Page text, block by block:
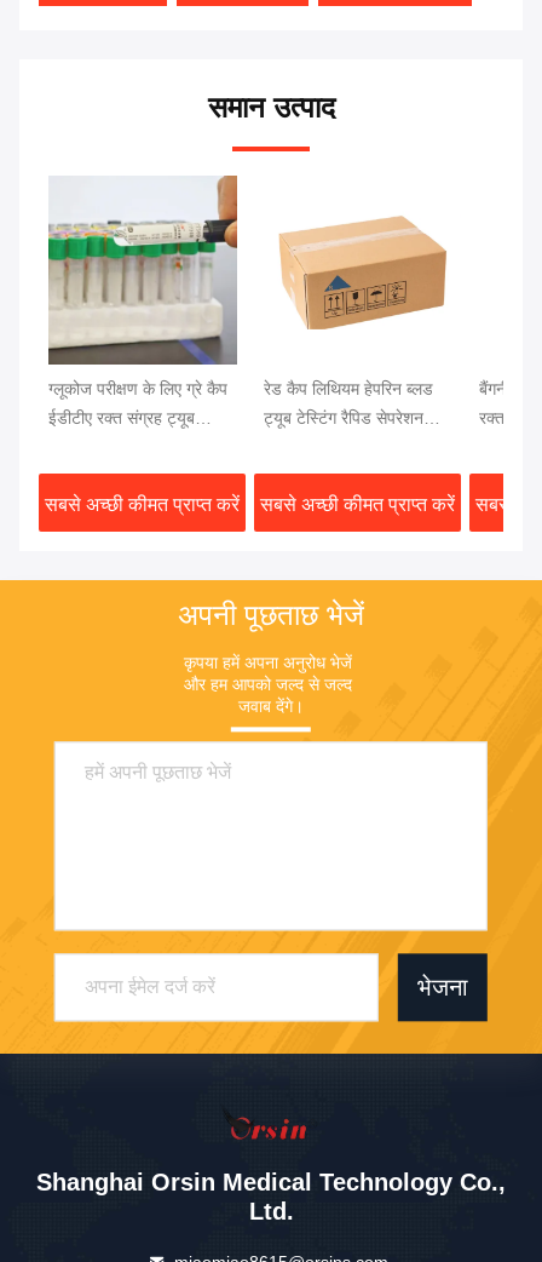
समान उत्पाद
ग्लूकोज परीक्षण के लिए ग्रे कैप
ईडीटीए रक्त संग्रह ट्यूब
सबसे अच्छी कीमत प्राप्त करें
रेड कैप लिथियम हेपरिन ब्लड
ट्यूब टेस्टिंग रैपिड सेपरेशन
सबसे अच्छी कीमत प्राप्त करें
बैंगनी कैप
रक्त
सबसे
अपनी पूछताछ भेजें
कृपया हमें अपना अनुरोध भेजें
और हम आपको जल्द से जल्द
जवाब देंगे।
भेजना
Shanghai Orsin Medical Technology Co.,
Ltd.